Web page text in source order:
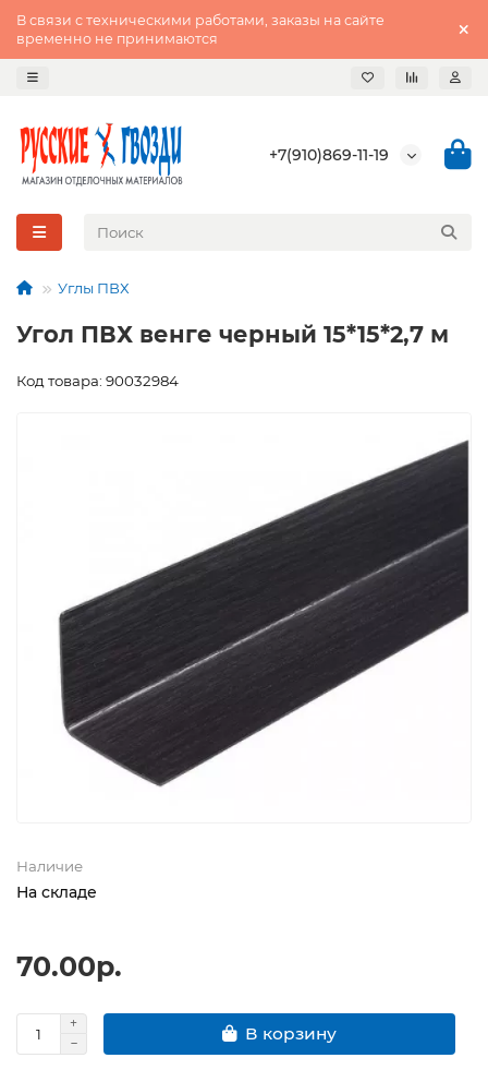
В связи с техническими работами, заказы на сайте
временно не принимаются
+7(910)869-11-19
Углы ПВХ
Угол ПВХ венге черный 15*15*2,7 м
Код товара: 90032984
Наличие
На складе
70.00р.
В корзину